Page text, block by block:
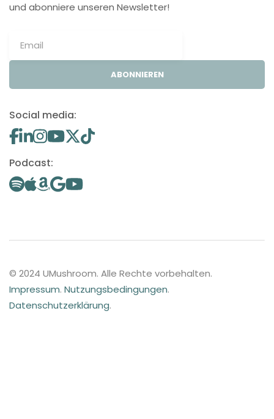
und abonniere unseren Newsletter!
ABONNIEREN
Social media:
Podcast:
© 2024 UMushroom. Alle Rechte vorbehalten.
Impressum. Nutzungsbedingungen.
Datenschutzerklärung.